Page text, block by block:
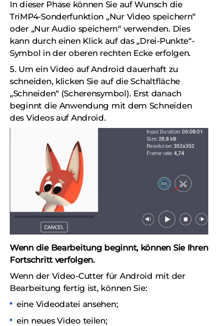
In dieser Phase können Sie auf Wunsch die
TriMP4-Sonderfunktion „Nur Video speichern“
oder „Nur Audio speichern“ verwenden. Dies
kann durch einen Klick auf das „Drei-Punkte“-
Symbol in der oberen rechten Ecke erfolgen.
5. Um ein Video auf Android dauerhaft zu
schneiden, klicken Sie auf die Schaltfläche
„Schneiden“ (Scherensymbol). Erst danach
beginnt die Anwendung mit dem Schneiden
des Videos auf Android.
Wenn die Bearbeitung beginnt, können Sie Ihren
Fortschritt verfolgen.
Wenn der Video-Cutter für Android mit der
Bearbeitung fertig ist, können Sie:
eine Videodatei ansehen;
ein neues Video teilen;